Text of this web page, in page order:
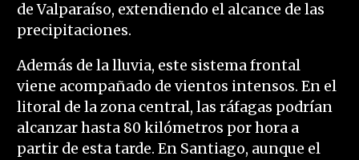
de Valparaíso, extendiendo el alcance de las
precipitaciones.
Además de la lluvia, este sistema frontal
viene acompañado de vientos intensos. En el
litoral de la zona central, las ráfagas podrían
alcanzar hasta 80 kilómetros por hora a
partir de esta tarde. En Santiago, aunque el